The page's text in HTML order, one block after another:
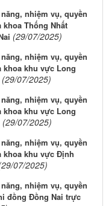
nhiệm vụ, quyền
Thống Nhất
(29/07/2025)
nhiệm vụ, quyền
khoa khu vực Long
(29/07/2025)
nhiệm vụ, quyền
khoa khu vực Long
(29/07/2025)
nhiệm vụ, quyền
khoa khu vực Định
07/2025)
nhiệm vụ, quyền
đồng Đồng Nai trực